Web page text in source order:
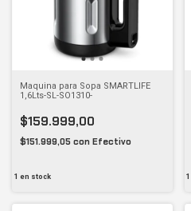
Maquina para Sopa SMARTLIFE
1,6Lts-SL-SO1310-
$159.999,00
$151.999,05 con Efectivo
1 en stock 1